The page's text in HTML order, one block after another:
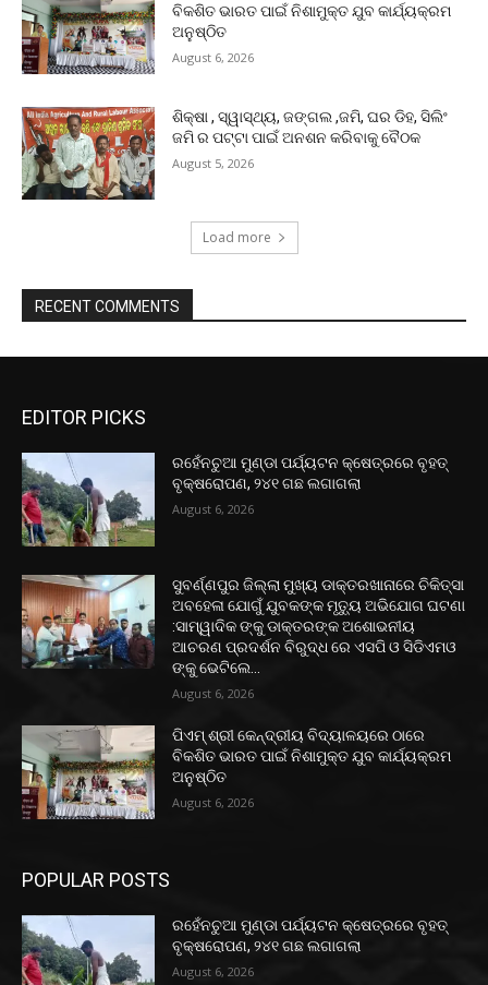
ବିକଶିତ ଭାରତ ପାଇଁ ନିଶାମୁକ୍ତ ଯୁବ କାର୍ଯ୍ୟକ୍ରମ
ଅନୁଷ୍ଠିତ
August 6, 2026
ଶିକ୍ଷା , ସ୍ୱାସ୍ଥ୍ୟ, ଜଙ୍ଗଲ ,ଜମି, ଘର ଡିହ, ସିଲିଂ
ଜମି ର ପଟ୍ଟା ପାଇଁ ଅନଶନ କରିବାକୁ ବୈଠକ
August 5, 2026
Load more
RECENT COMMENTS
EDITOR PICKS
ରହେଁନଚୁଆ ମୁଣ୍ଡା ପର୍ଯ୍ୟଟନ କ୍ଷେତ୍ରରେ ବୃହତ୍
ବୃକ୍ଷରୋପଣ, ୨୪୧ ଗଛ ଲଗାଗଲା
August 6, 2026
ସୁବର୍ଣ୍ଣପୁର ଜିଲ୍ଲା ମୁଖ୍ୟ ଡାକ୍ତରଖାନାରେ ଚିକିତ୍ସା
ଅବହେଳା ଯୋଗୁଁ ଯୁବକଙ୍କ ମୃତ୍ୟୁ ଅଭିଯୋଗ ଘଟଣା
:ସାମ୍ୱାଦିକ ଙ୍କୁ ଡାକ୍ତରଙ୍କ ଅଶୋଭନୀୟ
ଆଚରଣ ପ୍ରଦର୍ଶନ ବିରୁଦ୍ଧ ରେ ଏସପି ଓ ସିଡିଏମଓ
ଙ୍କୁ ଭେଟିଲେ...
August 6, 2026
ପିଏମ୍ ଶ୍ରୀ କେନ୍ଦ୍ରୀୟ ବିଦ୍ୟାଳୟରେ ଠାରେ
ବିକଶିତ ଭାରତ ପାଇଁ ନିଶାମୁକ୍ତ ଯୁବ କାର୍ଯ୍ୟକ୍ରମ
ଅନୁଷ୍ଠିତ
August 6, 2026
POPULAR POSTS
ରହେଁନଚୁଆ ମୁଣ୍ଡା ପର୍ଯ୍ୟଟନ କ୍ଷେତ୍ରରେ ବୃହତ୍
ବୃକ୍ଷରୋପଣ, ୨୪୧ ଗଛ ଲଗାଗଲା
August 6, 2026